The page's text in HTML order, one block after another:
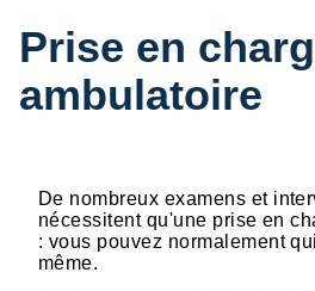
Prise en
ambulatoire
De nombreux examens et
nécessitent qu'une prise en
: vous pouvez normalement
même.